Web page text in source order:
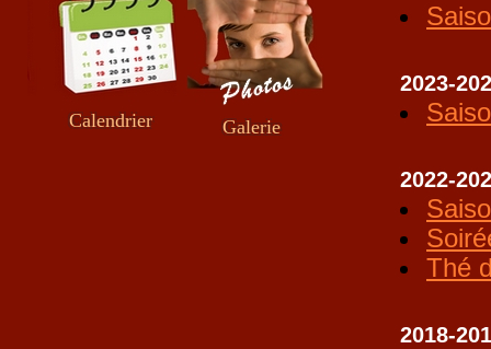
Calendrier Galerie
2023-
2022-
Thé
2018-